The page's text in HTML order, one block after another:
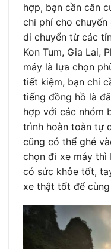
hợp, bạn cần căn
chi phí cho chuyến
di chuyển từ các
Kon Tum, Gia Lai,
máy là lựa chọn
tiết kiệm, bạn chỉ
tiếng đồng hồ là
hợp với các nhóm
trình hoàn toàn tự
cũng có thể ghé
chọn đi xe máy thì
có sức khỏe tốt,
xe thật tốt để